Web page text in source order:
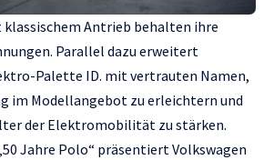
klassischem Antrieb behalten ihre
Parallel dazu erweitert
Palette ID. mit vertrauten Namen,
im Modellangebot zu erleichtern und
der Elektromobilität zu stärken.
Jahre Polo“ präsentiert Volkswagen